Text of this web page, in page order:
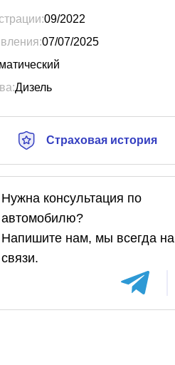
09/2022
07/07/2025
Дизель
Страховая история
Нужна консультация по
автомобилю?
Напишите нам, мы всегда на
связи.